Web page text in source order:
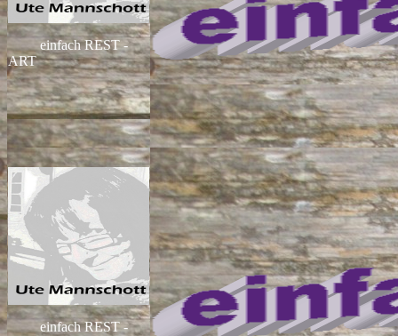
einfach REST -
ART
einfach REST -